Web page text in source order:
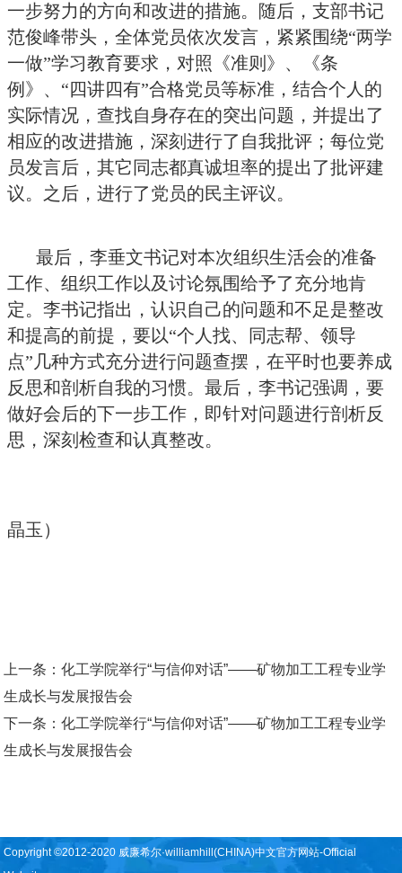
一步努力的方向和改进的措施。随后，支部书记
范俊峰带头，全体党员依次发言，紧紧围绕“两学
一做”学习教育要求，对照《准则》、《条
例》、“四讲四有”合格党员等标准，结合个人的
实际情况，查找自身存在的突出问题，并提出了
相应的改进措施，深刻进行了自我批评；每位党
员发言后，其它同志都真诚坦率的提出了批评建
议。之后，进行了党员的民主评议。
最后，李垂文书记对本次组织生活会的准备
工作、组织工作以及讨论氛围给予了充分地肯
定。李书记指出，认识自己的问题和不足是整改
和提高的前提，要以“个人找、同志帮、领导
点”几种方式充分进行问题查摆，在平时也要养成
反思和剖析自我的习惯。最后，李书记强调，要
做好会后的下一步工作，即针对问题进行剖析反
思，深刻检查和认真整改。
晶玉）
上一条：化工学院举行“与信仰对话”——矿物加工工程专业学
生成长与发展报告会
下一条：化工学院举行“与信仰对话”——矿物加工工程专业学
生成长与发展报告会
Copyright ©2012-2020 威廉希尔·williamhill(CHINA)中文官方网站-Official